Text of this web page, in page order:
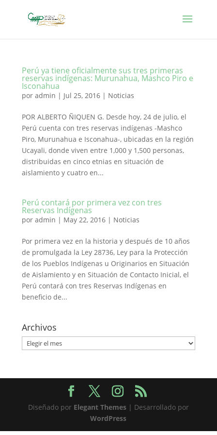
Perú ya tiene oficialmente sus tres primeras
reservas indígenas: Murunahua, Mashco Piro e
Isconahua
por admin | Jul 25, 2016| Noticias
POR ALBERTO ÑIQUEN G. Desde hoy, 24 de julio, el
Perú cuenta con tres reservas indígenas -Mashco
Piro, Murunahua e Isconahua-, ubicadas en la región
Ucayali, donde viven entre 1,000 y 1,500 personas,
distribuidas en cinco etnias en situación de
aislamiento y cuatro en...
Perú contará por primera vez con tres
Reservas Indígenas
por admin | May 22, 2016| Noticias
Por primera vez en la historia y después de 10 años
de promulgada la Ley 28736, Ley para la Protección
de los Pueblos Indígenas u Originarios en Situación
de Aislamiento y en Situación de Contacto Inicial, el
Perú contará con tres Reservas Indígenas en
beneficio de...
Archivos
Archivos
Diseñado por Elegant Themes| Desarrollado por
WordPress